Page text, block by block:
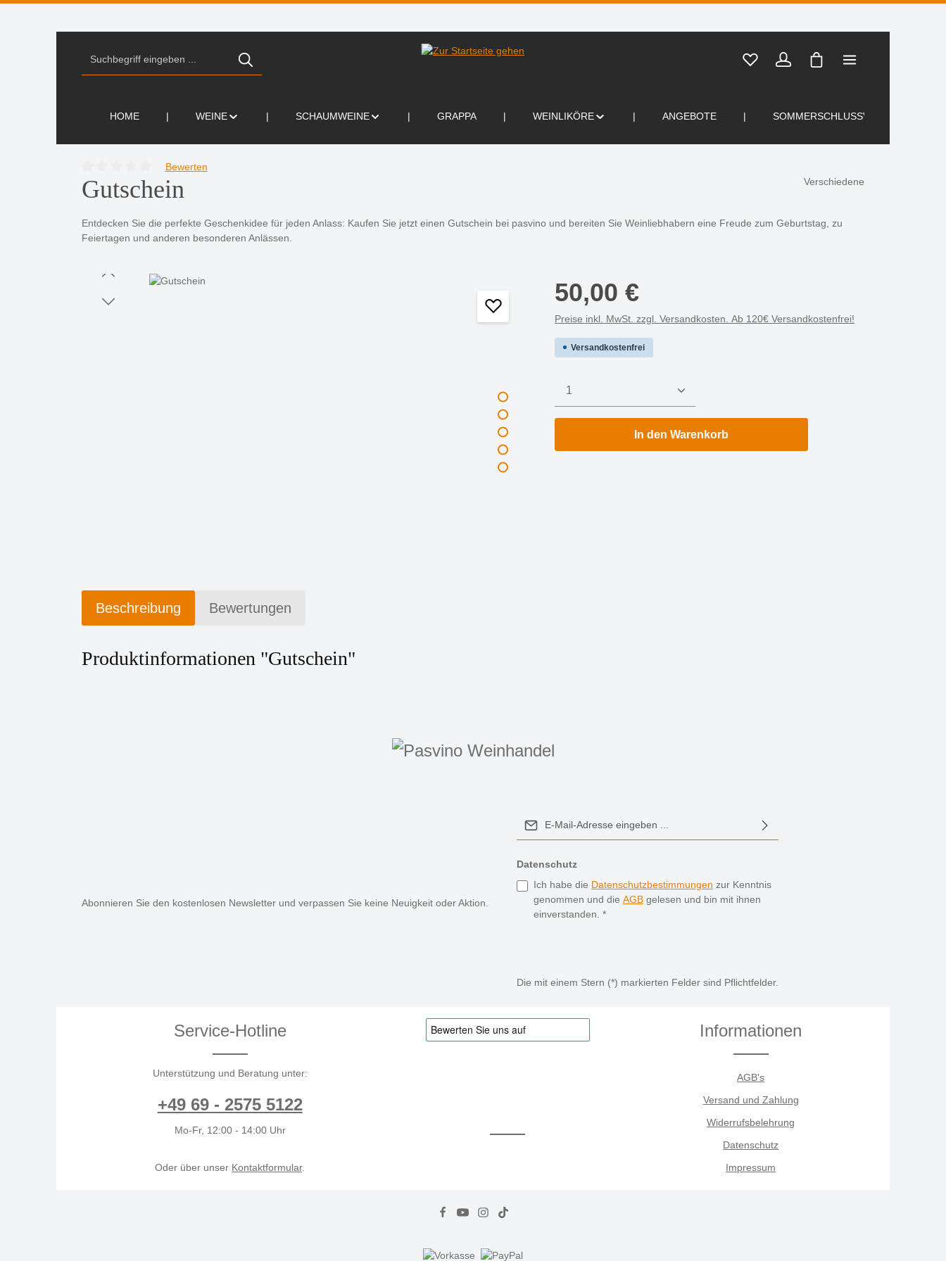
Warenkorb enthält 0
HOME WEINE SCHAUMWEINE GRAPPA WEINLIKÖRE ANGEBOTE SOMMERSCHLUSSVERKAUF
Durchschnittliche Bewertung von 0 von 5 Sternen
Bewerten
Gutschein Verschiedene
Entdecken Sie die perfekte Geschenkidee für jeden Anlass: Kaufen Sie jetzt einen Gutschein bei pasvino und bereiten Sie Weinliebhabern eine Freude zum Geburtstag, zu
Feiertagen und anderen besonderen Anlässen.
Bildergalerie überspringen 50,00 €
Preise inkl. MwSt. zzgl. Versandkosten. Ab 120€ Versandkostenfrei!
Versandkostenfrei
Produkt Anzahl: Gib den gewünschten Wert ein
In den Warenkorb
Beschreibung Bewertungen
Produktinformationen "Gutschein"
Abonnieren Sie den kostenlosen Newsletter und verpassen Sie keine Neuigkeit oder Aktion.
Datenschutz
Ich habe die Datenschutzbestimmungen zur Kenntnis
genommen und die AGB gelesen und bin mit ihnen
einverstanden. *
Die mit einem Stern (*) markierten Felder sind Pflichtfelder.
Service-Hotline
Unterstützung und Beratung unter:
+49 69 - 2575 5122
Mo-Fr, 12:00 - 14:00 Uhr
Oder über unser Kontaktformular.
Informationen
AGB's
Versand und Zahlung
Widerrufsbelehrung
Datenschutz
Impressum